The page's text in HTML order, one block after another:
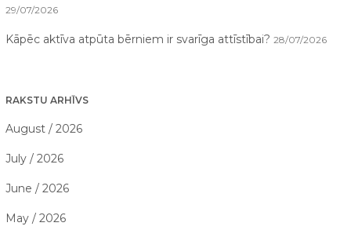
29/07/2026
Kāpēc aktīva atpūta bērniem ir svarīga attīstībai? 28/07/2026
RAKSTU ARHĪVS
August / 2026
July / 2026
June / 2026
May / 2026